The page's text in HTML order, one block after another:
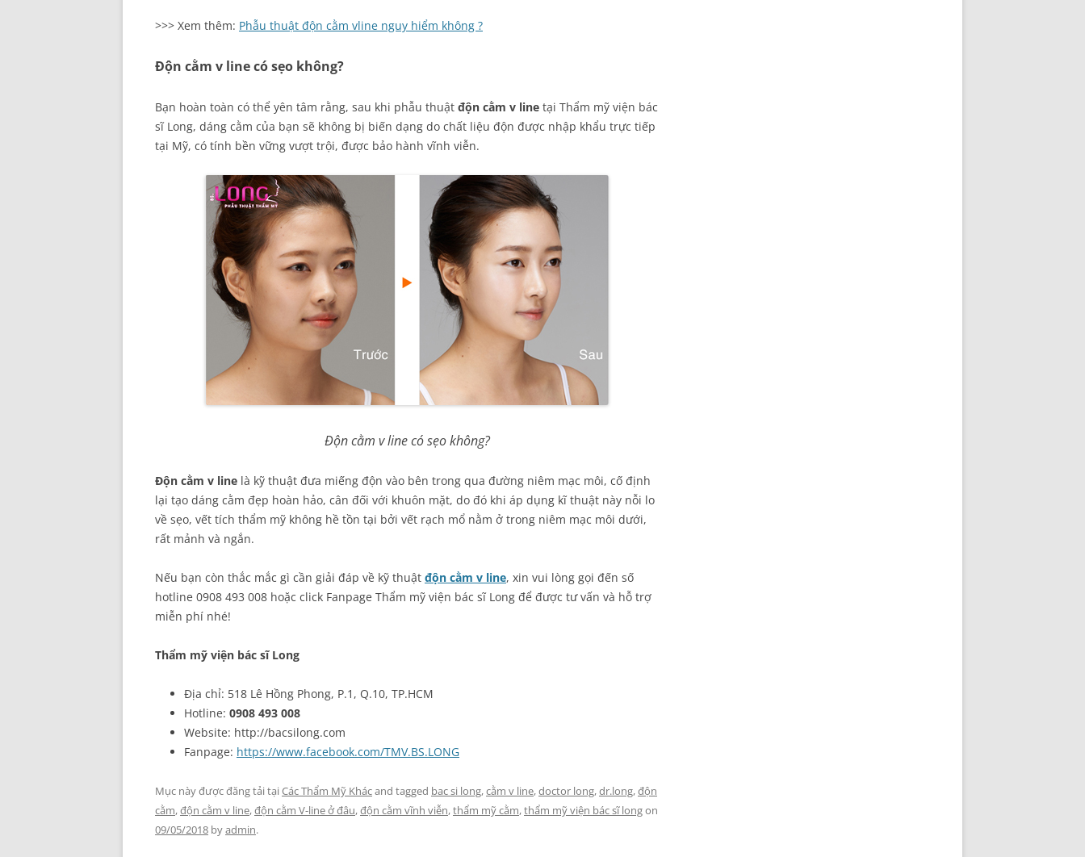
>>> Xem thêm: Phẫu thuật độn cằm vline nguy hiểm không ?
Độn cằm v line có sẹo không?
Bạn hoàn toàn có thể yên tâm rằng, sau khi phẫu thuật độn cằm v line tại Thẩm mỹ viện bác
sĩ Long, dáng cằm của bạn sẽ không bị biến dạng do chất liệu độn được nhập khẩu trực tiếp
tại Mỹ, có tính bền vững vượt trội, được bảo hành vĩnh viễn.
Độn cằm v line có sẹo không?
Độn cằm v line là kỹ thuật đưa miếng độn vào bên trong qua đường niêm mạc môi, cố định
lại tạo dáng cằm đẹp hoàn hảo, cân đối với khuôn mặt, do đó khi áp dụng kĩ thuật này nỗi lo
về sẹo, vết tích thẩm mỹ không hề tồn tại bởi vết rạch mổ nằm ở trong niêm mạc môi dưới,
rất mảnh và ngắn.
Nếu bạn còn thắc mắc gì cần giải đáp về kỹ thuật độn cằm v line, xin vui lòng gọi đến số
hotline 0908 493 008 hoặc click Fanpage Thẩm mỹ viện bác sĩ Long để được tư vấn và hỗ trợ
miễn phí nhé!
Thẩm mỹ viện bác sĩ Long
Địa chỉ: 518 Lê Hồng Phong, P.1, Q.10, TP.HCM
Hotline: 0908 493 008
Website: http://bacsilong.com
Fanpage: https://www.facebook.com/TMV.BS.LONG
Mục này được đăng tải tạiCác Thẩm Mỹ Khácand tagged bac si long,cằm v line,doctor long,dr.long,độn
cằm,độn cằm v line,độn cằm V-line ở đâu,độn cằm vĩnh viễn,thẩm mỹ cằm,thẩm mỹ viện bác sĩ longon
09/05/2018 byadmin.